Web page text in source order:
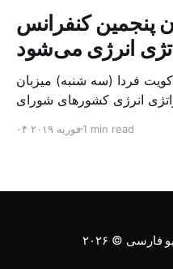
پنجمین کنفرانس
انرژی می‌شود
فردا (سه شنبه) میزبان
انرژی کشورهای شورای
و گاز در این کنفرانس
۰۴ فوریه ۲۰۱۹1 min read
فارسی © ۲۰۲۶